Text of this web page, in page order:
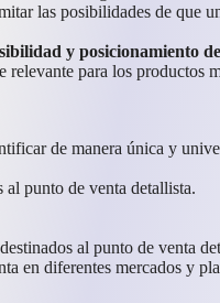
las posibilidades de que
y posicionamiento
para los productos
de manera única y
punto de venta detallista.
al punto de venta
en diferentes mercados y